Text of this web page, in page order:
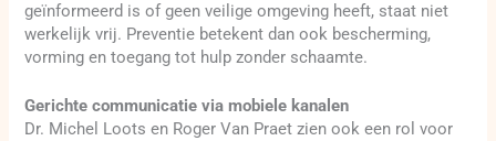
geïnformeerd is of geen veilige omgeving heeft, staat niet
werkelijk vrij. Preventie betekent dan ook bescherming,
vorming en toegang tot hulp zonder schaamte.
Gerichte communicatie via mobiele kanalen
Dr. Michel Loots en Roger Van Praet zien ook een rol voor